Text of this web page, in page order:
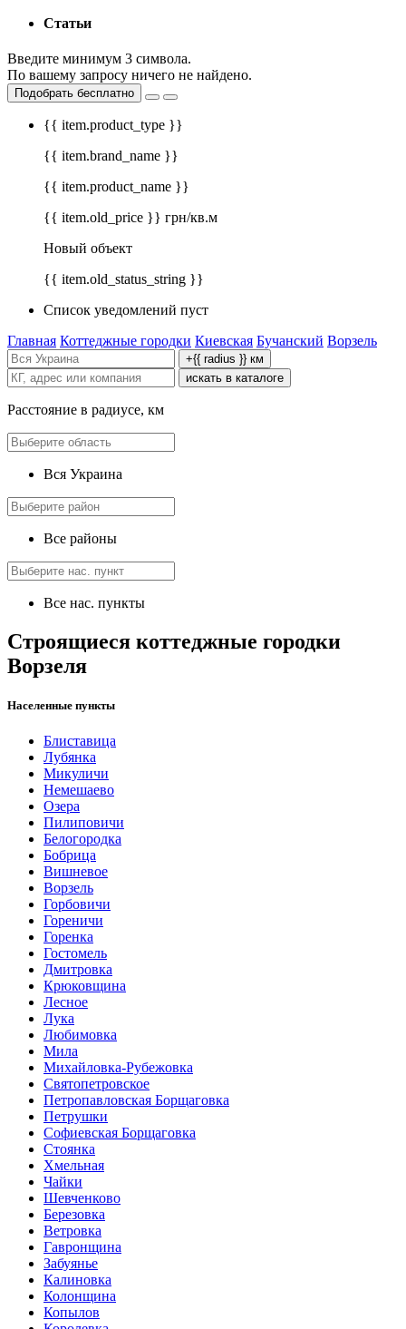
Статьи
Введите минимум 3 символа.
По вашему запросу ничего не найдено.
Подобрать бесплатно
{{ item.product_type }}
{{ item.brand_name }}
{{ item.product_name }}
{{ item.old_price }} грн/кв.м
Новый объект
{{ item.old_status_string }}
Список уведомлений пуст
Главная Коттеджные городки Киевская Бучанский Ворзель
+{{ radius }} км
искать в каталоге
Расстояние в радиусе, км
Вся Украина
Все районы
Все нас. пункты
Строящиеся коттеджные городки
Ворзеля
Населенные пункты
Блиставица
Лубянка
Микуличи
Немешаево
Озера
Пилиповичи
Белогородка
Бобрица
Вишневое
Ворзель
Горбовичи
Гореничи
Горенка
Гостомель
Дмитровка
Крюковщина
Лесное
Лука
Любимовка
Мила
Михайловка-Рубежовка
Святопетровское
Петропавловская Борщаговка
Петрушки
Софиевская Борщаговка
Стоянка
Хмельная
Чайки
Шевченково
Березовка
Ветровка
Гавронщина
Забуянье
Калиновка
Колонщина
Копылов